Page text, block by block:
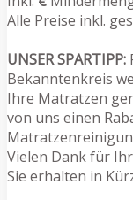
Alle Preise inkl.
UNSER SPARTIPP:
Bekanntenkreis
Ihre Matratzen
von uns einen
Vielen Dank für
Sie erhalten in